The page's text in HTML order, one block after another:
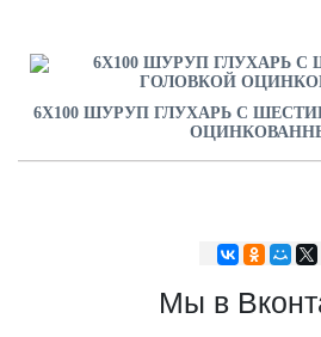
6Х100 ШУРУП ГЛУХАРЬ С
Мы в